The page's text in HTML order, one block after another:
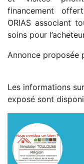
financement
ORIAS associant
soins pour
Annonce proposée
Les informations
exposé sont